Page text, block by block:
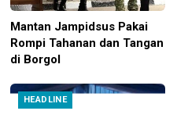
Mantan Jampidsus Pakai
Rompi Tahanan dan Tangan
di Borgol
HEADLINE